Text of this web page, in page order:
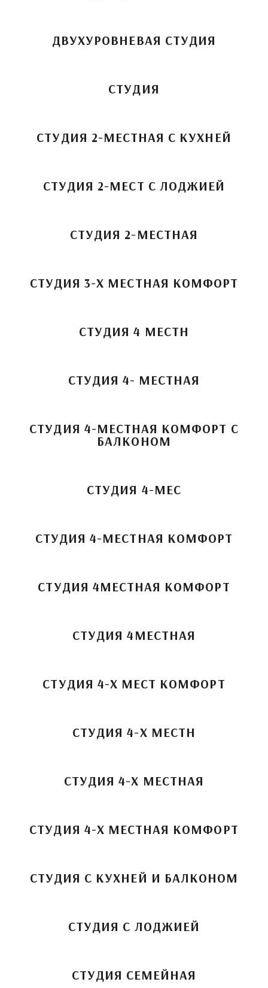
ДВУХУРОВНЕВАЯ СТУДИЯ
СТУДИЯ
СТУДИЯ 2-МЕСТНАЯ С КУХНЕЙ
СТУДИЯ 2-МЕСТ С ЛОДЖИЕЙ
СТУДИЯ 2-МЕСТНАЯ
СТУДИЯ 3-Х МЕСТНАЯ КОМФОРТ
СТУДИЯ 4 МЕСТН
СТУДИЯ 4- МЕСТНАЯ
СТУДИЯ 4-МЕСТНАЯ КОМФОРТ С
БАЛКОНОМ
СТУДИЯ 4-МЕС
СТУДИЯ 4-МЕСТНАЯ КОМФОРТ
СТУДИЯ 4МЕСТНАЯ КОМФОРТ
СТУДИЯ 4МЕСТНАЯ
СТУДИЯ 4-Х МЕСТ КОМФОРТ
СТУДИЯ 4-Х МЕСТН
СТУДИЯ 4-Х МЕСТНАЯ
СТУДИЯ 4-Х МЕСТНАЯ КОМФОРТ
СТУДИЯ С КУХНЕЙ И БАЛКОНОМ
СТУДИЯ С ЛОДЖИЕЙ
СТУДИЯ СЕМЕЙНАЯ